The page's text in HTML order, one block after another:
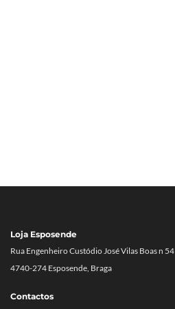
Loja Esposende
Rua Engenheiro Custódio José Vilas Boas n 54
4740-274 Esposende, Braga
Contactos